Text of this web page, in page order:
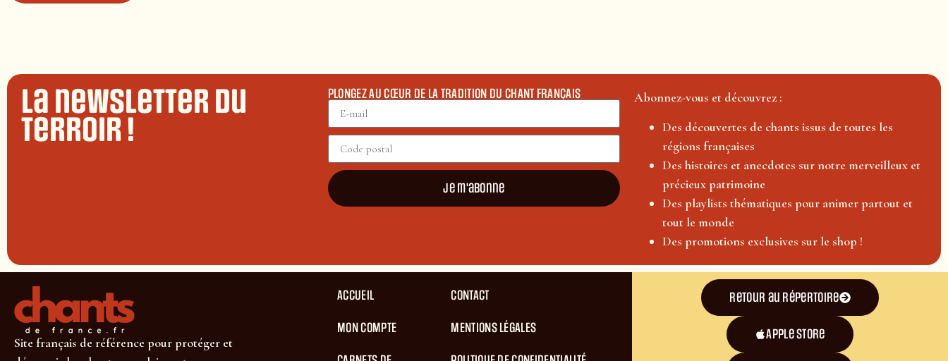
La newsletter du
terroir !
PLONGEZ AU CŒUR DE LA TRADITION DU CHANT FRANÇAIS
Je m'abonne
Abonnez-vous et découvrez :
Des découvertes de chants issus de toutes les
régions françaises
Des histoires et anecdotes sur notre merveilleux et
précieux patrimoine
Des playlists thématiques pour animer partout et
tout le monde
Des promotions exclusives sur le shop !
Site français de référence pour protéger et
ACCUEIL
MON COMPTE
CONTACT
MENTIONS LÉGALES
Retour au répertoire
Apple Store